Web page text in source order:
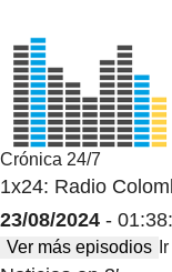
Crónica 24/7
1x24: Radio
23/08/2024 -
Ver más episodios